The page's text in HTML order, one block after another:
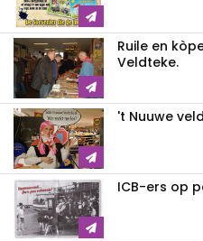
Ruile en
Veldteke.
't Nuuwe
ICB-ers op